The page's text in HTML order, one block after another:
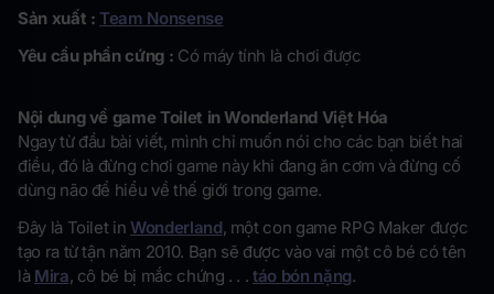
Sản xuất : Team Nonsense
Yêu cầu phần cứng : Có máy tính là chơi được
Nội dung về game Toilet in Wonderland Việt Hóa
Ngay từ đầu bài viết, mình chỉ muốn nói cho các bạn biết hai
điều, đó là đừng chơi game này khi đang ăn cơm và đừng cố
dùng não để hiểu về thế giới trong game.
Đây là Toilet inWonderland, một con game RPG Maker được
tạo ra từ tận năm 2010. Bạn sẽ được vào vai một cô bé có tên
là Mira, cô bé bị mắc chứng . . .táo bón nặng.